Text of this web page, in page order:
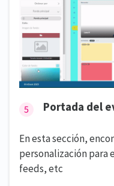
Portada del
En esta sección,
personalización
feeds, etc